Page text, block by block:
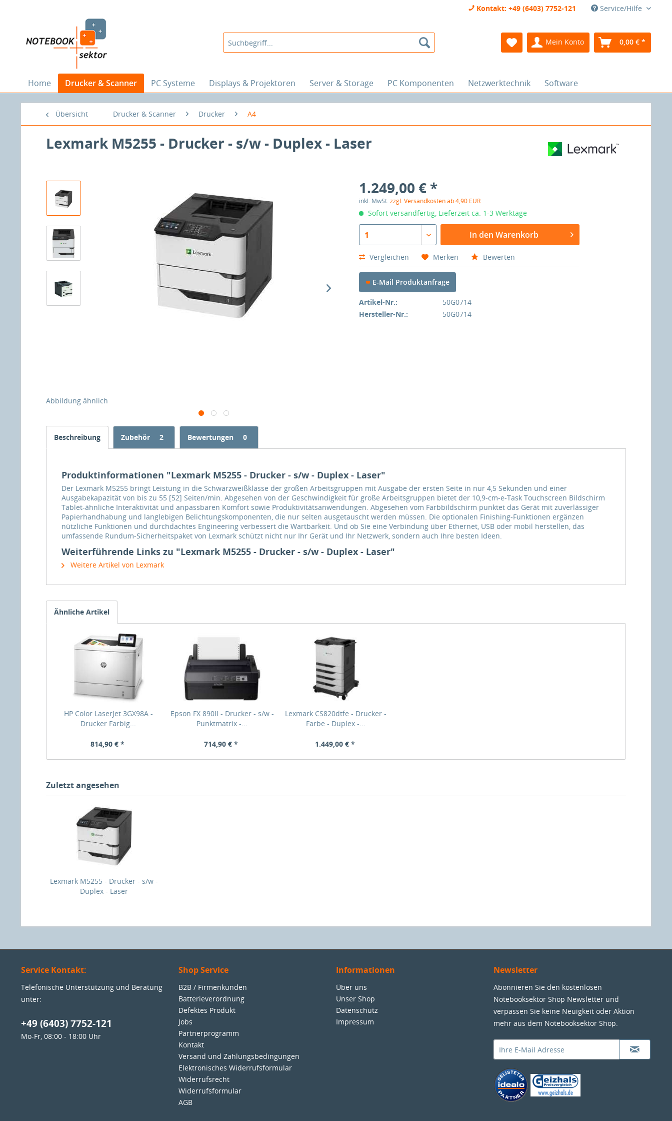
Kontakt: +49 (6403) 7752-121 Service/Hilfe
Mein Konto 0,00 € *
Home Drucker & Scanner PC Systeme Displays & Projektoren Server & Storage PC Komponenten Netzwerktechnik Software
Übersicht Drucker & Scanner Drucker A4
Lexmark M5255 - Drucker - s/w - Duplex - Laser
Abbildung ähnlich
1.249,00 € *
inkl. MwSt.zzgl. Versandkosten ab 4,90 EUR
Sofort versandfertig, Lieferzeit ca. 1-3 Werktage
1 In den Warenkorb
Vergleichen Merken Bewerten
E-Mail Produktanfrage
Artikel-Nr.:
50G0714
Hersteller-Nr.:
50G0714
Beschreibung Zubehör 2 Bewertungen 0
Produktinformationen "Lexmark M5255 - Drucker - s/w - Duplex - Laser"
Der Lexmark M5255 bringt Leistung in die Schwarzweißklasse der großen Arbeitsgruppen mit Ausgabe der ersten Seite in nur 4,5 Sekunden und einer
Ausgabekapazität von bis zu 55 [52] Seiten/min. Abgesehen von der Geschwindigkeit für große Arbeitsgruppen bietet der 10,9-cm-e-Task Touchscreen Bildschirm
Tablet-ähnliche Interaktivität und anpassbaren Komfort sowie Produktivitätsanwendungen. Abgesehen vom Farbbildschirm punktet das Gerät mit zuverlässiger
Papierhandhabung und langlebigen Belichtungskomponenten, die nur selten ausgetauscht werden müssen. Die optionalen Finishing-Funktionen ergänzen
nützliche Funktionen und durchdachtes Engineering verbessert die Wartbarkeit. Und ob Sie eine Verbindung über Ethernet, USB oder mobil herstellen, das
umfassende Rundum-Sicherheitspaket von Lexmark schützt nicht nur Ihr Gerät und Ihr Netzwerk, sondern auch Ihre besten Ideen.
Weiterführende Links zu "Lexmark M5255 - Drucker - s/w - Duplex - Laser"
Weitere Artikel von Lexmark
Ähnliche Artikel
HP Color LaserJet 3GX98A -
Drucker Farbig...
814,90 € *
Epson FX 890II - Drucker - s/w -
Punktmatrix -...
714,90 € *
Lexmark CS820dtfe - Drucker -
Farbe - Duplex -...
1.449,00 € *
Zuletzt angesehen
Lexmark M5255 - Drucker - s/w -
Duplex - Laser
Service Kontakt:
Telefonische Unterstützung und Beratung
unter:
+49 (6403) 7752-121
Mo-Fr, 08:00 - 18:00 Uhr
Shop Service
B2B / Firmenkunden
Batterieverordnung
Defektes Produkt
Jobs
Partnerprogramm
Kontakt
Versand und Zahlungsbedingungen
Elektronisches Widerrufsformular
Widerrufsrecht
Widerrufsformular
AGB
Informationen
Über uns
Unser Shop
Datenschutz
Impressum
Newsletter
Abonnieren Sie den kostenlosen
Notebooksektor Shop Newsletter und
verpassen Sie keine Neuigkeit oder Aktion
mehr aus dem Notebooksektor Shop.